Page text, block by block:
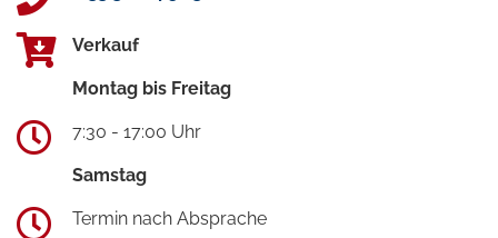
Verkauf
Montag bis Freitag
7:30 - 17:00 Uhr
Samstag
Termin nach Absprache